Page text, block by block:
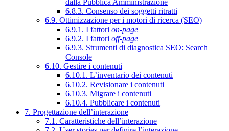
dalla Pubblica Amministrazione
6.8.3. Consenso dei soggetti ritratti
6.9. Ottimizzazione per i motori di ricerca (SEO)
6.9.1. I fattori on-page
6.9.2. I fattori off-page
6.9.3. Strumenti di diagnostica SEO: Search
Console
6.10. Gestire i contenuti
6.10.1. L’inventario dei contenuti
6.10.2. Revisionare i contenuti
6.10.3. Migrare i contenuti
6.10.4. Pubblicare i contenuti
7. Progettazione dell’interazione
7.1. Caratteristiche dell’interazione